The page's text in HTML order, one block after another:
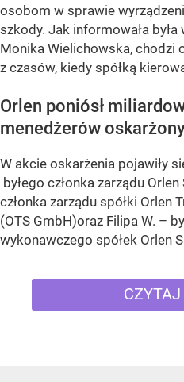
osobom w sprawie
szkody. Jak informowała była
Monika Wielichowska, chodzi
z czasów, kiedy spółką
Orlen poniósł
menedżerów
W akcie oskarżenia pojawiły
byłego członka zarządu
członka zarządu spółki Orlen
(OTS GmbH)oraz Filipa W. –
wykonawczego spółek Orlen